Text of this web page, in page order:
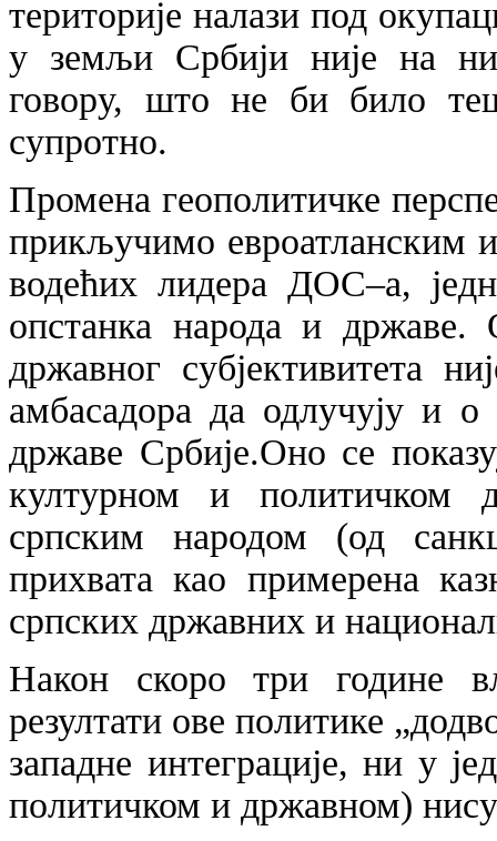
територије налази под
у земљи Србији није на
говору, што не би било
супротно.
Промена геополитичке
прикључимо евроатланским
водећих лидера ДОС–а,
опстанка народа и државе.
државног субјективитета
амбасадора да одлучују и
државе Србије.Оно се
културном и политичком
српским народом (од
прихвата као примерена
српских државних и
Након скоро три године
резултати ове политике
западне интеграције, ни у
политичком и државном)